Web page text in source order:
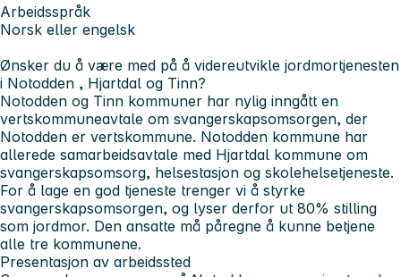
Arbeidsspråk
Norsk eller engelsk
Ønsker du å være med på å videreutvikle jordmortjenesten
i Notodden , Hjartdal og Tinn?
Notodden og Tinn kommuner har nylig inngått en
vertskommuneavtale om svangerskapsomsorgen, der
Notodden er vertskommune. Notodden kommune har
allerede samarbeidsavtale med Hjartdal kommune om
svangerskapsomsorg, helsestasjon og skolehelsetjeneste.
For å lage en god tjeneste trenger vi å styrke
svangerskapsomsorgen, og lyser derfor ut 80% stilling
som jordmor. Den ansatte må påregne å kunne betjene
alle tre kommunene.
Presentasjon av arbeidssted